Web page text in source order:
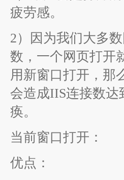
疲劳感。
2）因为我们大多
数，一个网页打开
用新窗口打开，那
会造成IIS连接数达
痪。
当前窗口打开：
优点：